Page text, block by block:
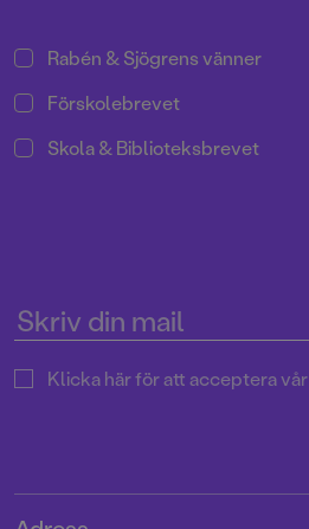
Rabén & Sjögrens vänner
Förskolebrevet
Skola & Biblioteksbrevet
Klicka här för att acceptera vår